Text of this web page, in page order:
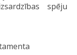
spēju